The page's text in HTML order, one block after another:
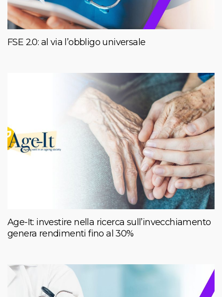
FSE 2.0: al via l’obbligo universale
Age-It: investire nella ricerca sull’invecchiamento
genera rendimenti fino al 30%